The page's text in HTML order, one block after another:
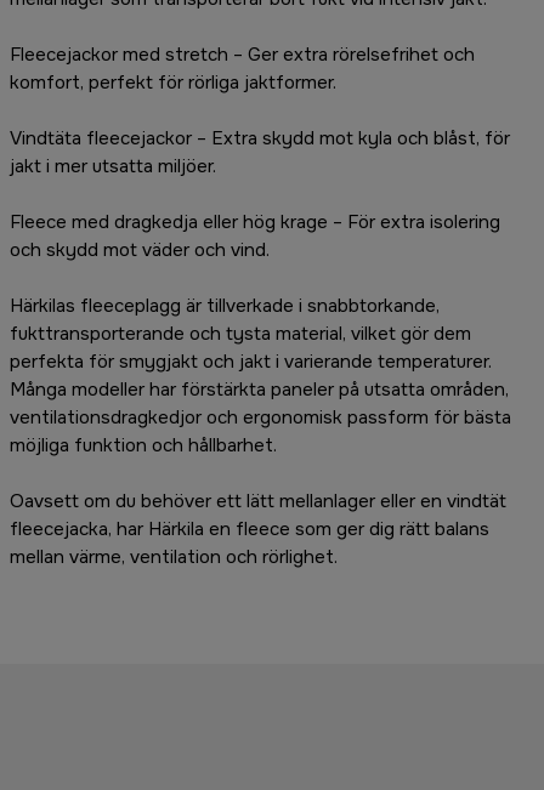
Fleecejackor med stretch – Ger extra rörelsefrihet och
komfort, perfekt för rörliga jaktformer.
Vindtäta fleecejackor – Extra skydd mot kyla och blåst, för
jakt i mer utsatta miljöer.
Fleece med dragkedja eller hög krage – För extra isolering
och skydd mot väder och vind.
Härkilas fleeceplagg är tillverkade i snabbtorkande,
fukttransporterande och tysta material, vilket gör dem
perfekta för smygjakt och jakt i varierande temperaturer.
Många modeller har förstärkta paneler på utsatta områden,
ventilationsdragkedjor och ergonomisk passform för bästa
möjliga funktion och hållbarhet.
Oavsett om du behöver ett lätt mellanlager eller en vindtät
fleecejacka, har Härkila en fleece som ger dig rätt balans
mellan värme, ventilation och rörlighet.